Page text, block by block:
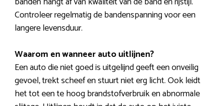
Controleer regelmatig de bandenspanning voor een
langere levensduur.
Waarom en wanneer auto uitlijnen?
Een auto die niet goed is uitgelijnd geeft een onveilig
gevoel, trekt scheef en stuurt niet erg licht. Ook leidt
het tot een te hoog brandstofverbruik en abnormale